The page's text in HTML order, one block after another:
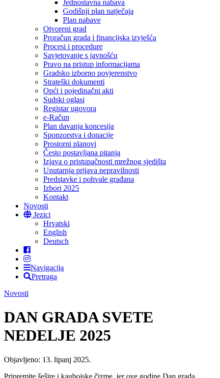
Jednostavna nabava
Godišnji plan natječaja
Plan nabave
Otvoreni grad
Proračun grada i financijska izvješća
Procesi i procedure
Savjetovanje s javnošću
Pravo na pristup informacijama
Gradsko izborno povjerenstvo
Strateški dokumenti
Opći i pojedinačni akti
Sudski oglasi
Registar ugovora
e-Račun
Plan davanja koncesija
Sponzorstva i donacije
Prostorni planovi
Često postavljana pitanja
Izjava o pristupačnosti mrežnog sjedišta
Unutarnja prijava nepravilnosti
Predstavke i pohvale građana
Izbori 2025
Kontakt
Novosti
Jezici
Hrvatski
English
Deutsch
Navigacija
Pretraga
Novosti
DAN GRADA SVETE
NEDELJE 2025
Objavljeno: 13. lipanj 2025.
Pripremite šešire i kaubojske čizme, jer ove godine Dan grada